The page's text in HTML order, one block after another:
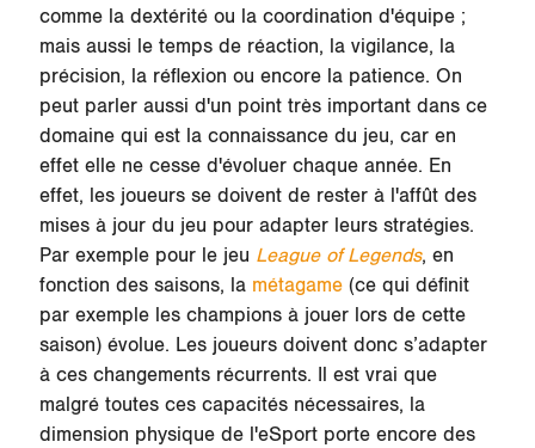
comme la dextérité ou la coordination d'équipe ;
mais aussi le temps de réaction, la vigilance, la
précision, la réflexion ou encore la patience. On
peut parler aussi d'un point très important dans ce
domaine qui est la connaissance du jeu, car en
effet elle ne cesse d'évoluer chaque année. En
effet, les joueurs se doivent de rester à l'affût des
mises à jour du jeu pour adapter leurs stratégies.
Par exemple pour le jeu League of Legends, en
fonction des saisons, la métagame(ce qui définit
par exemple les champions à jouer lors de cette
saison) évolue. Les joueurs doivent donc s’adapter
à ces changements récurrents. Il est vrai que
malgré toutes ces capacités nécessaires, la
dimension physiquede l'eSport porte encore des